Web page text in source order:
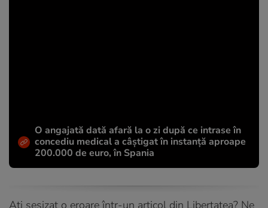
O angajată dată afară la o zi după ce intrase în
concediu medical a câștigat în instanță aproape
200.000 de euro, în Spania
Ați sesizat o eroare într-un articol din Libertatea? Ne